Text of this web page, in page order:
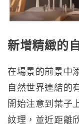
新增精緻的
在場景的前景中
自然世界連結的
開始注意到葉子
紋理，並近距離